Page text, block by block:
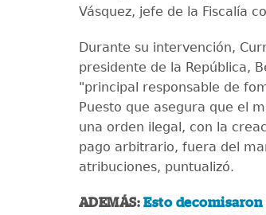
Vásquez, jefe de la Fiscalía
Durante su intervención,
presidente de la República,
"principal responsable de
Puesto que asegura que el
una orden ilegal, con la
pago arbitrario, fuera del
atribuciones, puntualizó.
ADEMÁS:Esto